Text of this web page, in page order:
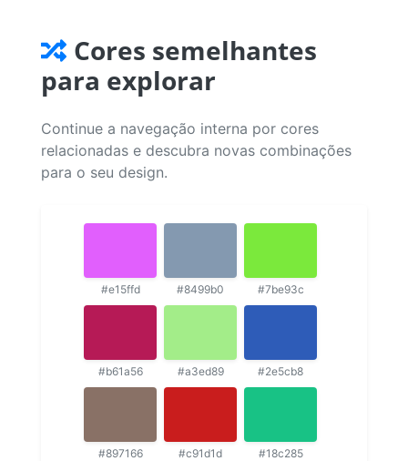
Cores semelhantes
para explorar
Continue a navegação interna por cores
relacionadas e descubra novas combinações
para o seu design.
#e15ffd #8499b0 #7be93c
#b61a56 #a3ed89 #2e5cb8
#897166 #c91d1d #18c285